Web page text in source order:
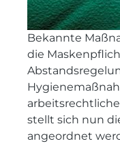
Bekannte
die
stellt sich nun
angeordnet